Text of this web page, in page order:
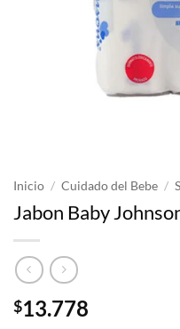
Inicio / Cuidado del Bebe /
Jabon Baby
$13.778